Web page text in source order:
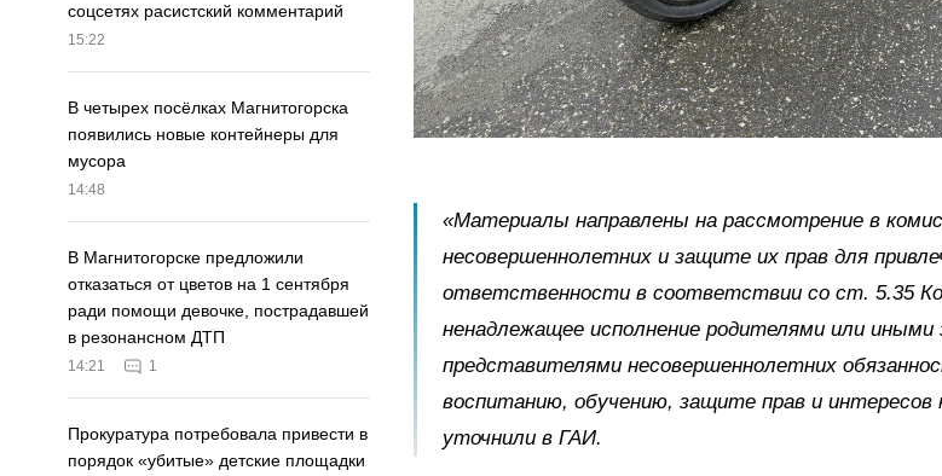
соцсетях расистский комментарий
15:22
В четырех посёлках Магнитогорска
появились новые контейнеры для
мусора
14:48
В Магнитогорске предложили
отказаться от цветов на 1 сентября
ради помощи девочке, пострадавшей
в резонансном ДТП
14:21 1
Прокуратура потребовала привести в
порядок «убитые» детские площадки
«Материалы направлены на рассмотрение в
несовершеннолетних и защите их прав для
ответственности в соответствии со ст. 5.35
ненадлежащее исполнение родителями или иными
представителями несовершеннолетних
воспитанию, обучению, защите прав и интересов
уточнили в ГАИ.